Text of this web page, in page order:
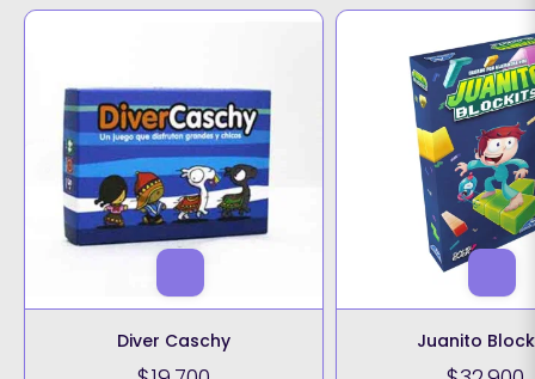
Diver Caschy Juanito